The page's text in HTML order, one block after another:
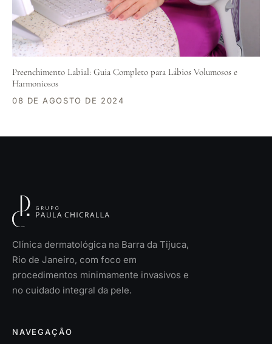
Preenchimento Labial: Guia Completo para Lábios Volumosos e
Harmoniosos
08 DE AGOSTO DE 2024
Clínica dermatológica na Barra da Tijuca,
Rio de Janeiro, com foco em
procedimentos minimamente invasivos e
no cuidado integral da pele.
NAVEGAÇÃO